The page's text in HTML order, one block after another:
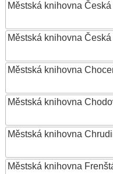
Městská knihovna Česká
Městská knihovna
Městská knihovna
Městská knihovna
Městská knihovna
Městská knihovna